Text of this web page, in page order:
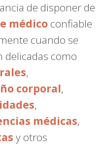
de disponer de
médico confiable
cuando se
delicadas como
,
corporal,
,
médicas,
y otros